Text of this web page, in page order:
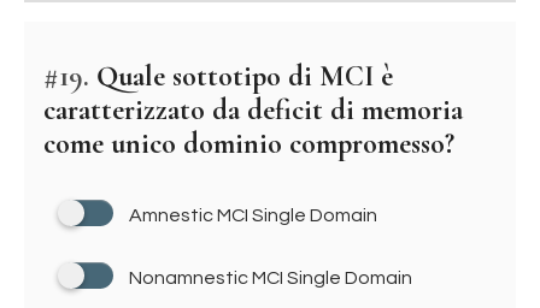
#19. Quale sottotipo di MCI è
caratterizzato da deficit di memoria
come unico dominio compromesso?
Amnestic MCI Single Domain
Nonamnestic MCI Single Domain